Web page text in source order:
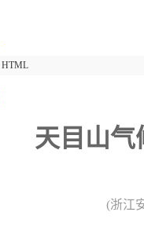
HTML
天目山气
(浙江